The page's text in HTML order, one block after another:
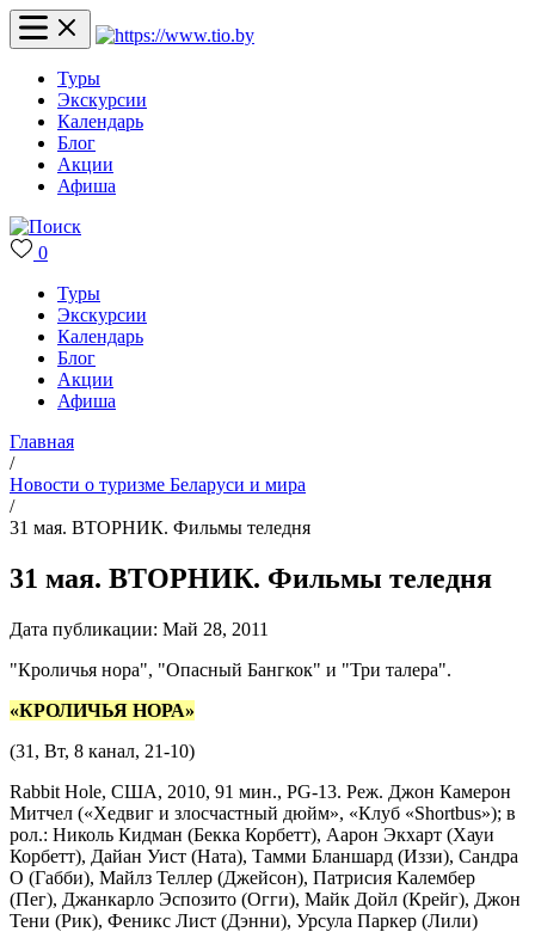
Туры
Экскурсии
Календарь
Блог
Акции
Афиша
0
Туры
Экскурсии
Календарь
Блог
Акции
Афиша
Главная
/
Новости о туризме Беларуси и мира
/
31 мая. ВТОРНИК. Фильмы теледня
31 мая. ВТОРНИК. Фильмы теледня
Дата публикации: Май 28, 2011
"Кроличья нора", "Опасный Бангкок" и "Три талера".
«КРОЛИЧЬЯ НОРА»
(31, Вт, 8 канал, 21-10)
Rabbit Hole, США, 2010, 91 мин., PG-13. Реж. Джон Камерон
Митчел («Хедвиг и злосчастный дюйм», «Клуб «Shortbus»); в
рол.: Николь Кидман (Бекка Корбетт), Аарон Экхарт (Хауи
Корбетт), Дайан Уист (Ната), Тамми Бланшард (Иззи), Сандра
О (Габби), Майлз Теллер (Джейсон), Патрисия Калембер
(Пег), Джанкарло Эспозито (Огги), Майк Дойл (Крейг), Джон
Тени (Рик), Феникс Лист (Дэнни), Урсула Паркер (Лили)